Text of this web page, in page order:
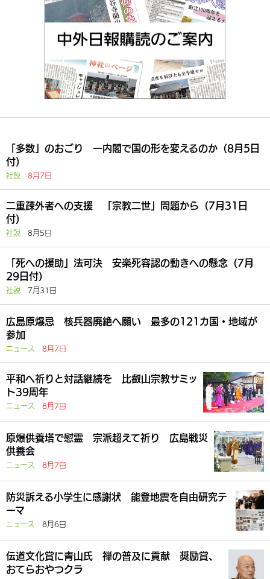
「多数」のおごり 一内閣で国の形を変えるのか（8月5日
付）
社説 8月7日
二重疎外者への支援 「宗教二世」問題から（7月31日
付）
社説 8月5日
「死への援助」法可決 安楽死容認の動きへの懸念（7月
29日付）
社説 7月31日
広島原爆忌 核兵器廃絶へ願い 最多の121カ国・地域が
参加
ニュース 8月7日
平和へ祈りと対話継続を 比叡山宗教サミッ
ト39周年
ニュース 8月7日
原爆供養塔で慰霊 宗派超えて祈り 広島戦災
供養会
ニュース 8月7日
防災訴える小学生に感謝状 能登地震を自由研究テ
ーマ
ニュース 8月6日
伝道文化賞に青山氏 禅の普及に貢献 奨励賞、
おてらおやつクラ